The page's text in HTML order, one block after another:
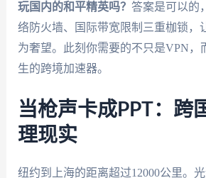
玩国内的和平精英吗？ 答案是可以的
络防火墙、国际带宽限制三重枷锁，
为奢望。此刻你需要的不只是VPN，
生的跨境加速器。
当枪声卡成PPT：跨
理现实
纽约到上海的距离超过12000公里。